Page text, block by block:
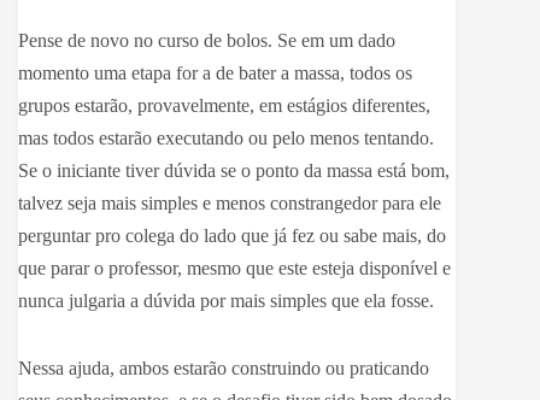
Pense de novo no curso de bolos. Se em um dado
momento uma etapa for a de bater a massa, todos os
grupos estarão, provavelmente, em estágios diferentes,
mas todos estarão executando ou pelo menos tentando.
Se o iniciante tiver dúvida se o ponto da massa está bom,
talvez seja mais simples e menos constrangedor para ele
perguntar pro colega do lado que já fez ou sabe mais, do
que parar o professor, mesmo que este esteja disponível e
nunca julgaria a dúvida por mais simples que ela fosse.
Nessa ajuda, ambos estarão construindo ou praticando